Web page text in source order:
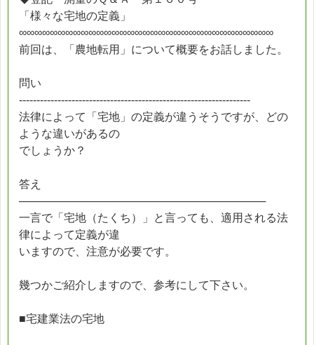
「様々な宅地の定義」
∞∞∞∞∞∞∞∞∞∞∞∞∞∞∞∞∞∞∞∞∞∞∞∞∞∞∞∞∞∞∞∞∞
前回は、「農地転用」について概要をお話しました。
問い
------------------------------------------------------------------
法律によって「宅地」の定義が違うそうですが、どの
ような違いがあるの
でしょうか？
答え
────────────────────────────────
一言で「宅地（たくち）」と言っても、適用される法
律によって定義が違
いますので、注意が必要です。
幾つかご紹介しますので、参考にして下さい。
■宅建業法の宅地